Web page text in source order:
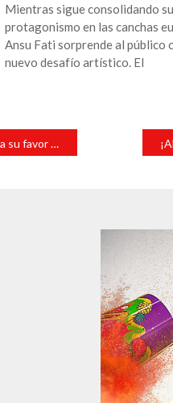
Mientras sigue consolidando su
protagonismo en las canchas
Ansu Fati sorprende al público
nuevo desafío artístico. El
liga Olmeca